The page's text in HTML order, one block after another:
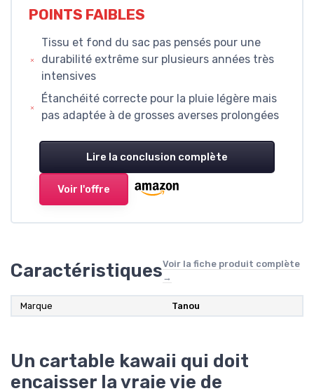
POINTS FAIBLES
Tissu et fond du sac pas pensés pour une
durabilité extrême sur plusieurs années très
intensives
Étanchéité correcte pour la pluie légère mais
pas adaptée à de grosses averses prolongées
Lire la conclusion complète
Voir l'offre
CaractéristiquesVoir la fiche produit complète
→
Marque Tanou
Un cartable kawaii qui doit
encaisser la vraie vie de